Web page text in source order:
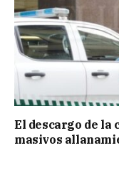
El descargo de la
masivos